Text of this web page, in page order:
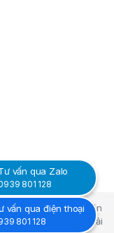
tác giả - Bộ Văn
trên Website phải
vấn qua Zalo
801 128
vấn qua điện thoại
801 128